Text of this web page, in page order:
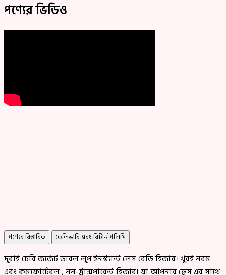
পণ্যের ভিডিও
পণ্যের বিস্তারিত ডেলিভারি এবং রিটার্ন পলিসি
দুবাই চেরি জর্জেট ডাবল লুপ ইনস্ট্যান্ট লেস রেডি হিজাব। খুবই নরম
এবং কমফোর্টেবল , নন-ট্রান্সপারেন্ট হিজাব। যা আপনার ড্রেস এর সাথে